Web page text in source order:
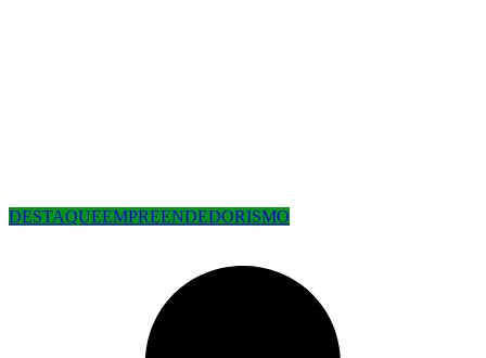
DESTAQUEEMPREENDEDORISMO